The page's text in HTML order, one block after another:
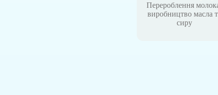
Перероблення
виробництво масла
сиру